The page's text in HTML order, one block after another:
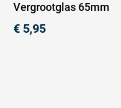
Vergrootglas 65mm
€ 5,95